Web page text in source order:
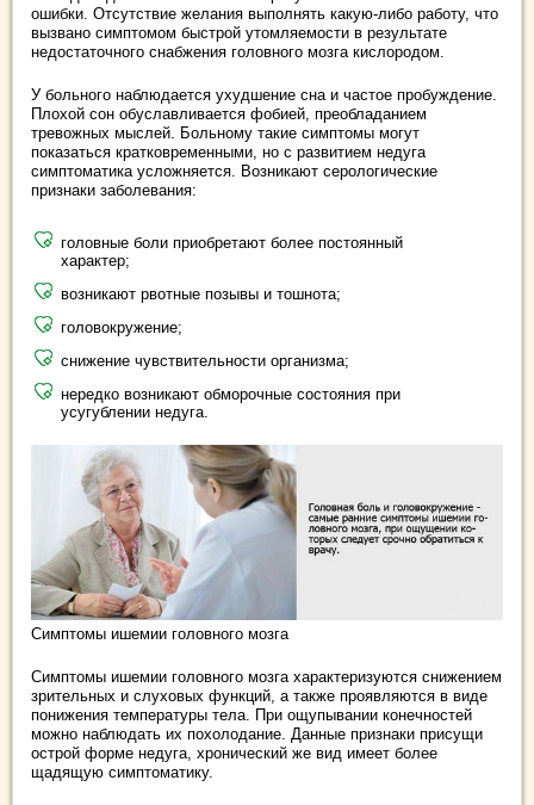
ошибки. Отсутствие желания выполнять какую-либо работу, что
вызвано симптомом быстрой утомляемости в результате
недостаточного снабжения головного мозга кислородом.
У больного наблюдается ухудшение сна и частое пробуждение.
Плохой сон обуславливается фобией, преобладанием
тревожных мыслей. Больному такие симптомы могут
показаться кратковременными, но с развитием недуга
симптоматика усложняется. Возникают серологические
признаки заболевания:
головные боли приобретают более постоянный
характер;
возникают рвотные позывы и тошнота;
головокружение;
снижение чувствительности организма;
нередко возникают обморочные состояния при
усугублении недуга.
Симптомы ишемии головного мозга
Симптомы ишемии головного мозга характеризуются снижением
зрительных и слуховых функций, а также проявляются в виде
понижения температуры тела. При ощупывании конечностей
можно наблюдать их похолодание. Данные признаки присущи
острой форме недуга, хронический же вид имеет более
щадящую симптоматику.